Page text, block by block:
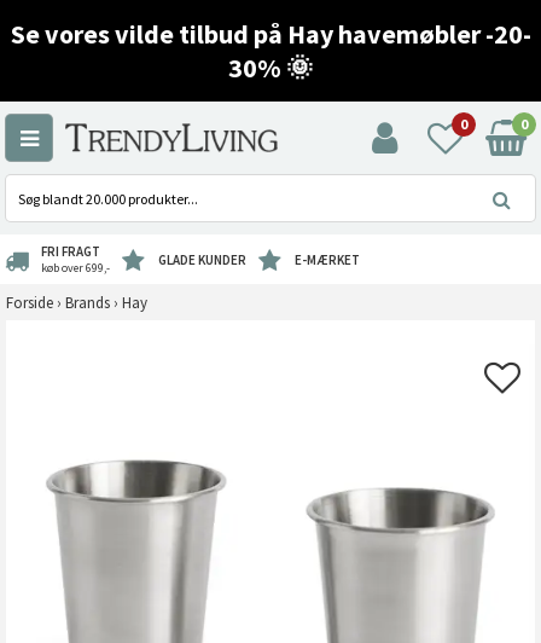
Se vores vilde tilbud på Hay havemøbler -20-
30% 🌞
0 0
FRI FRAGT
køb over 699,- GLADE KUNDER E-MÆRKET
Forside › Brands › Hay